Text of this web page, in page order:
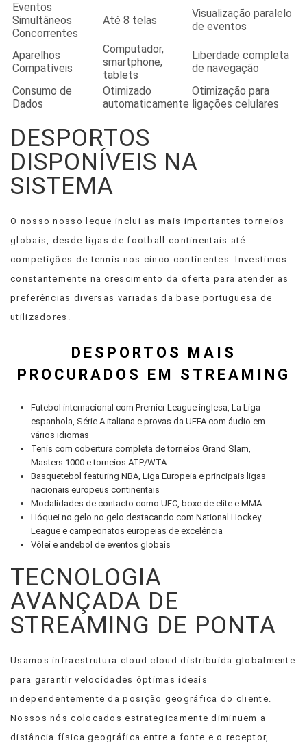
Eventos
Simultâneos
Concorrentes
Até 8 telas
Visualização paralelo
de eventos
Aparelhos
Compatíveis
Computador,
smartphone,
tablets
Liberdade completa
de navegação
Consumo de
Dados
Otimizado
automaticamente
Otimização para
ligações celulares
DESPORTOS
DISPONÍVEIS NA
SISTEMA
O nosso nosso leque inclui as mais importantes torneios
globais, desde ligas de football continentais até
competições de tennis nos cinco continentes. Investimos
constantemente na crescimento da oferta para atender as
preferências diversas variadas da base portuguesa de
utilizadores.
DESPORTOS MAIS
PROCURADOS EM STREAMING
Futebol internacional com Premier League inglesa, La Liga
espanhola, Série A italiana e provas da UEFA com áudio em
vários idiomas
Tenis com cobertura completa de torneios Grand Slam,
Masters 1000 e torneios ATP/WTA
Basquetebol featuring NBA, Liga Europeia e principais ligas
nacionais europeus continentais
Modalidades de contacto como UFC, boxe de elite e MMA
Hóquei no gelo no gelo destacando com National Hockey
League e campeonatos europeias de excelência
Vólei e andebol de eventos globais
TECNOLOGIA
AVANÇADA DE
STREAMING DE PONTA
Usamos infraestrutura cloud cloud distribuída globalmente
para garantir velocidades óptimas ideais
independentemente da posição geográfica do cliente.
Nossos nós colocados estrategicamente diminuem a
distância física geográfica entre a fonte e o receptor,